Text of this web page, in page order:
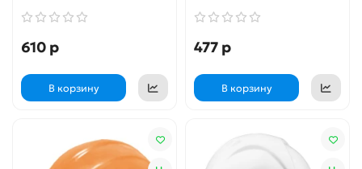
Профессионал (11094-1)
610 р
В корзину
477 р
В корзину